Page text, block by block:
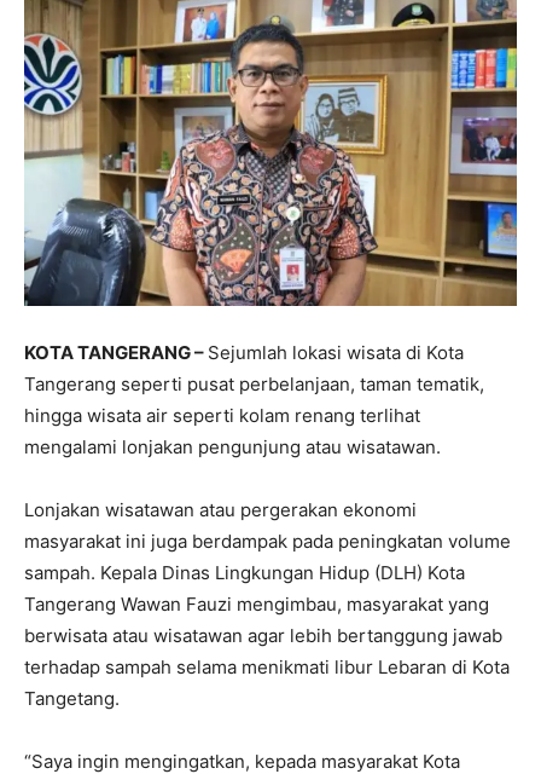
KOTA TANGERANG – Sejumlah lokasi wisata di Kota
Tangerang seperti pusat perbelanjaan, taman tematik,
hingga wisata air seperti kolam renang terlihat
mengalami lonjakan pengunjung atau wisatawan.
Lonjakan wisatawan atau pergerakan ekonomi
masyarakat ini juga berdampak pada peningkatan volume
sampah. Kepala Dinas Lingkungan Hidup (DLH) Kota
Tangerang Wawan Fauzi mengimbau, masyarakat yang
berwisata atau wisatawan agar lebih bertanggung jawab
terhadap sampah selama menikmati libur Lebaran di Kota
Tangetang.
“Saya ingin mengingatkan, kepada masyarakat Kota